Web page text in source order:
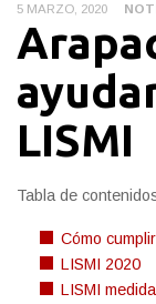
5 MARZO, 2020
LISMI
Tabla de
Cómo
LISMI 2020
LISMI